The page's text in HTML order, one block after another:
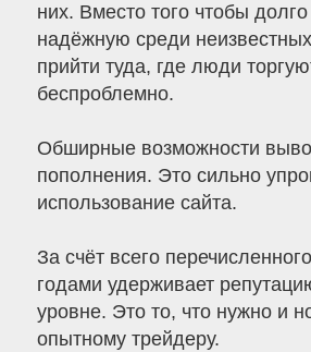
них. Вместо того чтобы
надёжную среди
прийти туда, где люди
беспроблемно.
Обширные возможности
пополнения. Это сильно
использование сайта.
За счёт всего
годами удерживает
уровне. Это то, что нужно и
опытному трейдеру.